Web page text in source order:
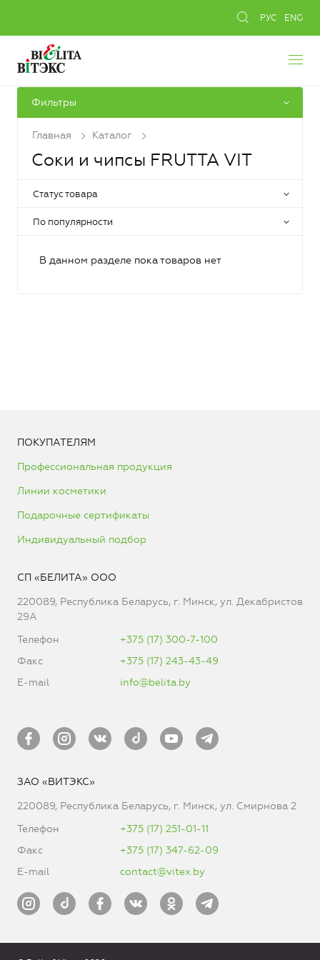
РУС ENG
Фильтры
Главная Каталог
Соки и чипсы FRUTTA VIT
Статус товара
По популярности
В данном разделе пока товаров нет
ПОКУПАТЕЛЯМ
Профессиональная продукция
Линии косметики
Подарочные сертификаты
Индивидуальный подбор
СП «БЕЛИТА» ООО
220089, Республика Беларусь, г. Минск, ул. Декабристов
29А
Телефон
+375 (17) 300-7-100
Факс
+375 (17) 243-43-49
E-mail
info@belita.by
ЗАО «ВИТЭКС»
220089, Республика Беларусь, г. Минск, ул. Смирнова 2
Телефон
+375 (17) 251-01-11
Факс
+375 (17) 347-62-09
E-mail
contact@vitex.by